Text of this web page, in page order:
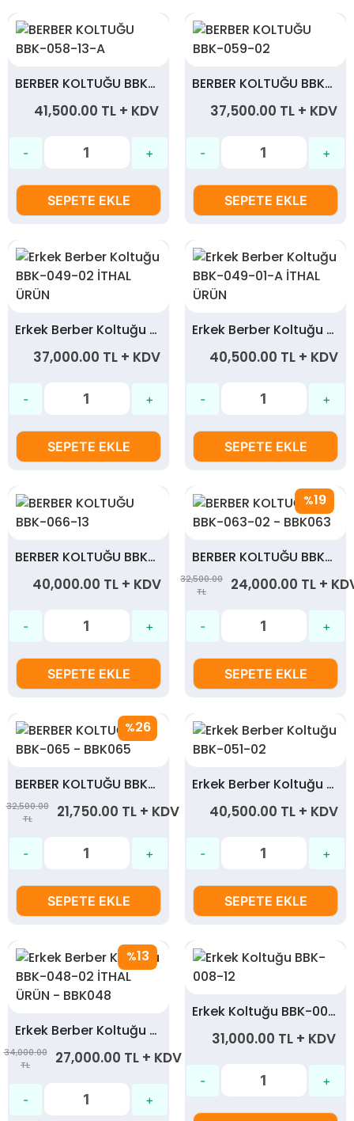
BERBER KOLTUĞU BBK-058-13-A
41,500.00 TL + KDV
SEPETE EKLE
BERBER KOLTUĞU BBK-059-02
37,500.00 TL + KDV
SEPETE EKLE
Erkek Berber Koltuğu BBK-049-02 İTHAL ÜRÜN
37,000.00 TL + KDV
SEPETE EKLE
Erkek Berber Koltuğu BBK-049-01-A İTHAL ÜRÜN
40,500.00 TL + KDV
SEPETE EKLE
BERBER KOLTUĞU BBK-066-13
40,000.00 TL + KDV
SEPETE EKLE
%19
BERBER KOLTUĞU BBK-063-02 - BBK063
32,500.00
TL
24,000.00 TL +
SEPETE EKLE
%26
BERBER KOLTUĞU BBK-065 - BBK065
32,500.00
TL
21,750.00 TL + KDV
SEPETE EKLE
Erkek Berber Koltuğu BBK-051-02
40,500.00 TL + KDV
SEPETE EKLE
%13
Erkek Berber Koltuğu BBK-048-02 İTHAL ÜRÜN - BBK048
34,000.00
TL
27,000.00 TL + KDV
Erkek Koltuğu BBK-008-12
31,000.00 TL + KDV